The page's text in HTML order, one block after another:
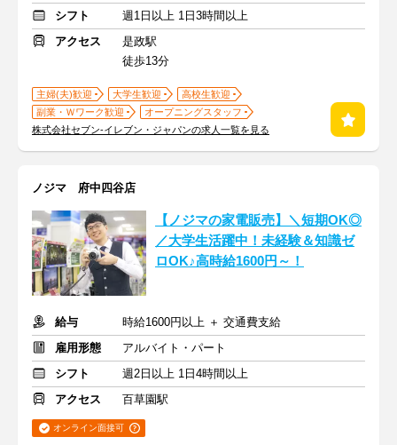
シフト
週1日以上 1日3時間以上
アクセス
是政駅
徒歩13分
主婦(夫)歓迎 大学生歓迎
高校生歓迎
副業・Ｗワーク歓迎
オープニングスタッフ
株式会社セブン-イレブン・ジャパンの求人一覧を見る
ノジマ 府中四谷店
【ノジマの家電販売】＼短期OK◎
／大学生活躍中！未経験＆知識ゼ
ロOK♪高時給1600円～！
給与
時給1600円以上 ＋ 交通費支給
雇用形態
アルバイト・パート
シフト
週2日以上 1日4時間以上
アクセス
百草園駅
オンライン面接可